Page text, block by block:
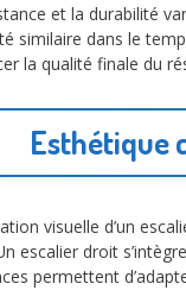
et la durabilité
similaire dans le
la qualité finale du
Esthétique
visuelle d’un
escalier droit
permettent